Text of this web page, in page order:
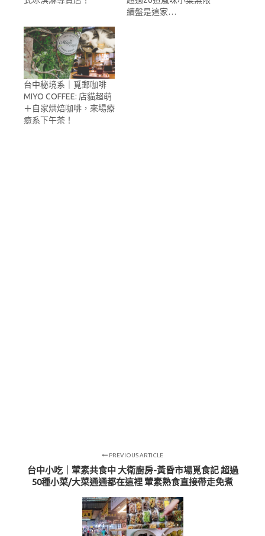
續盤是這家…
台中秘境系｜覓郵咖啡
MIYO COFFEE: 店貓超萌
＋自家烘焙咖啡，來場療
癒系下午茶！
PREVIOUS ARTICLE
台中小吃｜葷素共食中 大衛廚房-黃昏市場覓食記 超過
50種小菜/大菜通通都在這裡 葷素熟食直接帶走免煮